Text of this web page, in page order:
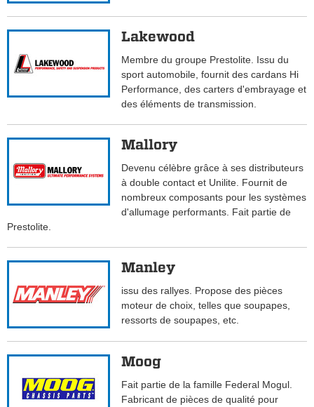
Lakewood
Membre du groupe Prestolite. Issu du
sport automobile, fournit des cardans Hi
Performance, des carters d'embrayage et
des éléments de transmission.
Mallory
Devenu célèbre grâce à ses distributeurs
à double contact et Unilite. Fournit de
nombreux composants pour les systèmes
d'allumage performants. Fait partie de
Prestolite.
Manley
issu des rallyes. Propose des pièces
moteur de choix, telles que soupapes,
ressorts de soupapes, etc.
Moog
Fait partie de la famille Federal Mogul.
Fabricant de pièces de qualité pour